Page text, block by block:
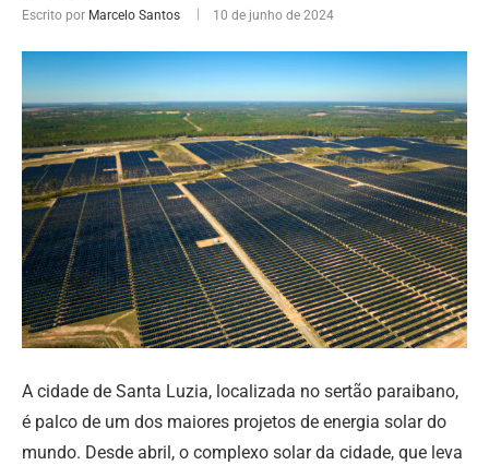
Escrito por Marcelo Santos 10 de junho de 2024
A cidade de Santa Luzia, localizada no sertão paraibano,
é palco de um dos maiores projetos de energia solar do
mundo. Desde abril, o complexo solar da cidade, que leva